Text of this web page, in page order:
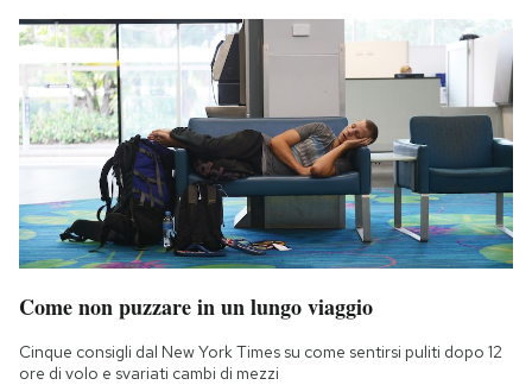
Come non puzzare in un lungo viaggio
Cinque consigli dal New York Times su come sentirsi puliti dopo 12
ore di volo e svariati cambi di mezzi